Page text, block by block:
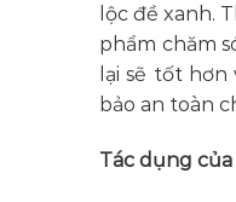
lộc đề xanh.
phẩm chăm
lại sẽ tốt
bảo an toàn
Tác dụng